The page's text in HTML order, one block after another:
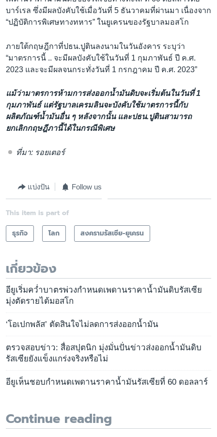
บาร์เรล ซึ่งมีผลบังคับใช้เมื่อวันที่ 5 ธันวาคมที่ผ่านมา เนื่องจาก
“ปฏิบัติการพิเศษทางทหาร” ในยูเครนของรัฐบาลมอสโก
ภายใต้กฤษฎีกาที่ปธน.ปูตินลงนามในวันอังคาร ระบุว่า
“มาตรการนี้ .. จะมีผลบังคับใช้ในวันที่ 1 กุมภาพันธ์ ปี ค.ศ.
2023 และจะมีผลจนกระทั่งวันที่ 1 กรกฎาคม ปี ค.ศ. 2023”
แม้ว่ามาตรการห้ามการส่งออกน้ำมันดิบจะเริ่มต้นในวันที่ 1
กุมภาพันธ์ แต่รัฐบาลเครมลินจะบังคับใช้มาตรการนี้กับ
ผลิตภัณฑ์น้ำมันอื่น ๆ หลังจากนั้น และปธน.ปูตินสามารถ
ยกเลิกกฤษฎีภานี้ได้ในกรณีพิเศษ
ที่มา: รอยเตอร์
แบ่งปัน Follow us
This item is part of
ธุรกิจ
โลก สงครามรัสเซีย-ยูเครน
เกี่ยวข้อง
อียูเริ่มคว่ำบาตรพ่วงกำหนดเพดานราคาน้ำมันดิบรัสเซีย
มุ่งตัดรายได้มอสโก
‘โอเปกพลัส’ ตัดสินใจไม่ลดการส่งออกน้ำมัน
ตรวจสอบข่าว: สื่อสปุตนิก มุ่งมั่นปั่นข่าวส่งออกน้ำมันดิบ
รัสเซียยังแข็งแกร่งจริงหรือไม่
อียูเห็นชอบกำหนดเพดานราคาน้ำมันรัสเซียที่ 60 ดอลลาร์
Continue reading